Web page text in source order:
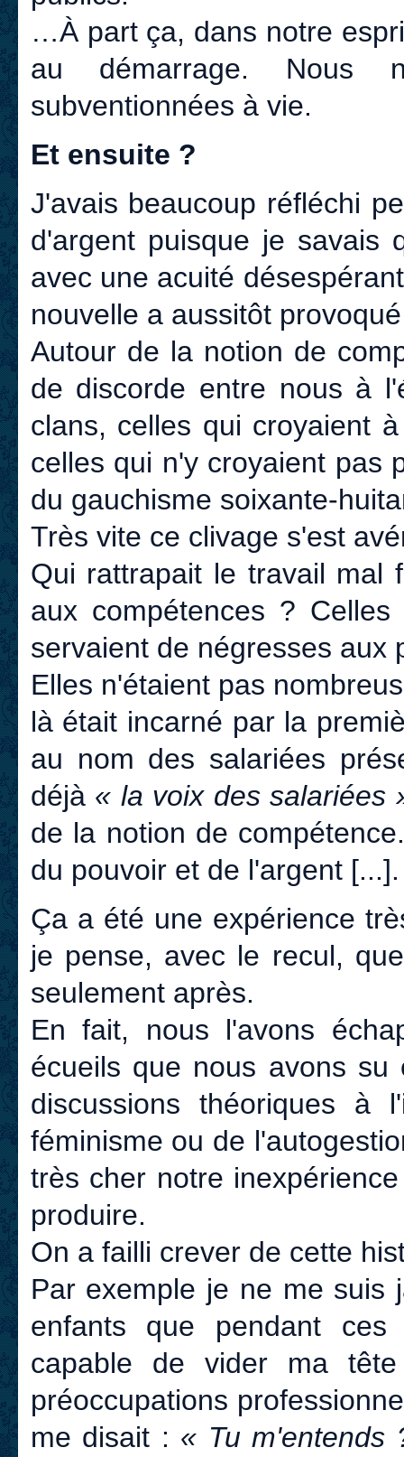
…À part ça, dans notre
au démarrage. Nous
subventionnées à vie.
Et ensuite ?
J'avais beaucoup réfléchi
d'argent puisque je savais
avec une acuité
nouvelle a aussitôt
Autour de la notion de
de discorde entre nous à
clans, celles qui croyaient
celles qui n'y croyaient pas
du gauchisme soixante-
Très vite ce clivage s'est
Qui rattrapait le travail mal
aux compétences ?
servaient de négresses aux
Elles n'étaient pas
là était incarné par la
au nom des salariées
déjà « la voix des salariées
de la notion de
du pouvoir et de l'argent [...].
Ça a été une expérience
je pense, avec le recul,
seulement après.
En fait, nous l'avons
écueils que nous avons
discussions théoriques
féminisme ou de
très cher notre
produire.
On a failli crever de cette
Par exemple je ne me suis
enfants que pendant
capable de vider ma
préoccupations
me disait : « Tu